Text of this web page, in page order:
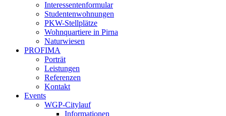
Interessentenformular
Studentenwohnungen
PKW-Stellplätze
Wohnquartiere in Pirna
Naturwiesen
PROFIMA
Porträt
Leistungen
Referenzen
Kontakt
Events
WGP-Citylauf
Informationen